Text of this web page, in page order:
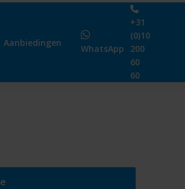
Aanbiedingen
WhatsApp
+31
(0)10
200
60
60